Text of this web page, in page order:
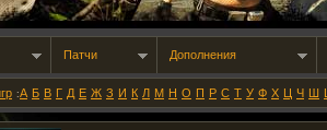
Патчи Дополнения
:А Б В Г Д Е Ж З И К Л М Н О П Р С Т У Ф Х Ц Ч Ш